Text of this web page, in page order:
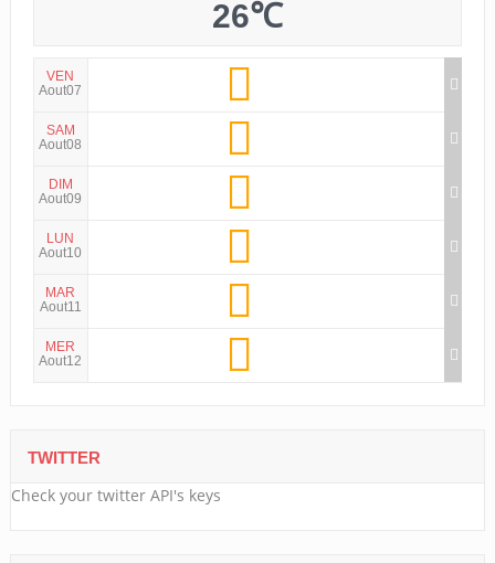
26℃
VEN
Aout07
SAM
Aout08
DIM
Aout09
LUN
Aout10
MAR
Aout11
MER
Aout12
TWITTER
Check your twitter API's keys